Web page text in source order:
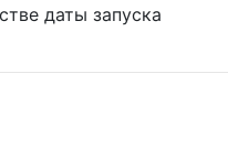
даты запуска